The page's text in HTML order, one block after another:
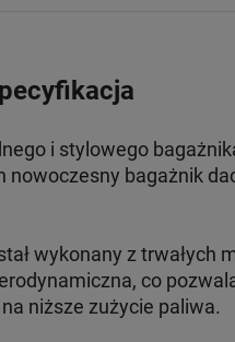
i stylowego
nowoczesny bagażnik
wykonany z
co
niższe zużycie paliwa.